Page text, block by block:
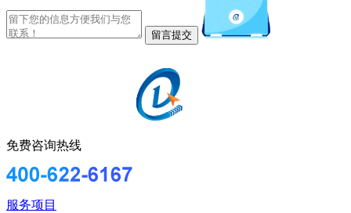
免费咨询热线
服务项目